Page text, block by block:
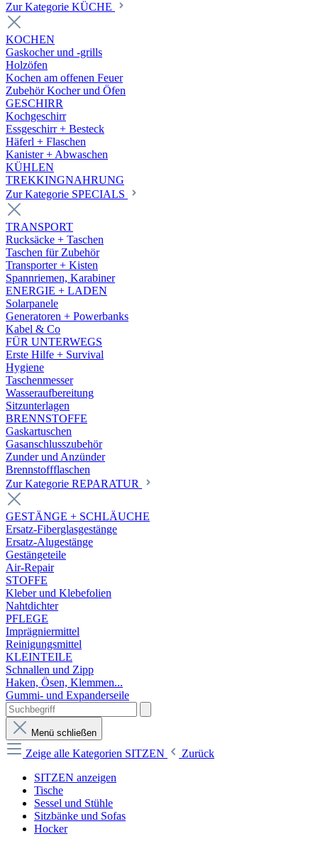
Zur Kategorie KÜCHE
KOCHEN
Gaskocher und -grills
Holzöfen
Kochen am offenen Feuer
Zubehör Kocher und Öfen
GESCHIRR
Kochgeschirr
Essgeschirr + Besteck
Häferl + Flaschen
Kanister + Abwaschen
KÜHLEN
TREKKINGNAHRUNG
Zur Kategorie SPECIALS
TRANSPORT
Rucksäcke + Taschen
Taschen für Zubehör
Transporter + Kisten
Spannriemen, Karabiner
ENERGIE + LADEN
Solarpanele
Generatoren + Powerbanks
Kabel & Co
FÜR UNTERWEGS
Erste Hilfe + Survival
Hygiene
Taschenmesser
Wasseraufbereitung
Sitzunterlagen
BRENNSTOFFE
Gaskartuschen
Gasanschlusszubehör
Zunder und Anzünder
Brennstoffflaschen
Zur Kategorie REPARATUR
GESTÄNGE + SCHLÄUCHE
Ersatz-Fiberglasgestänge
Ersatz-Alugestänge
Gestängeteile
Air-Repair
STOFFE
Kleber und Klebefolien
Nahtdichter
PFLEGE
Imprägniermittel
Reinigungsmittel
KLEINTEILE
Schnallen und Zipp
Haken, Ösen, Klemmen...
Gummi- und Expanderseile
Menü schließen
Zeige alle Kategorien SITZEN
Zurück
SITZEN anzeigen
Tische
Sessel und Stühle
Sitzbänke und Sofas
Hocker